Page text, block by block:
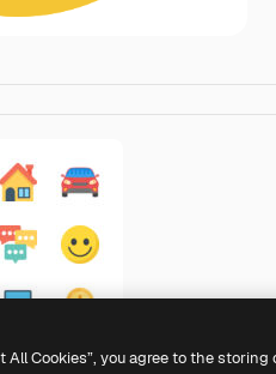
All Cookies”, you agree to the